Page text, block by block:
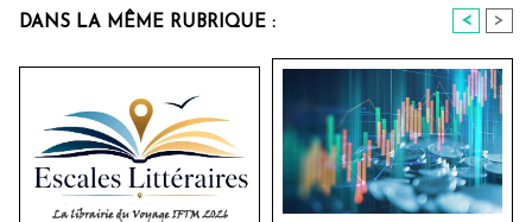
DANS LA MÊME RUBRIQUE : < >